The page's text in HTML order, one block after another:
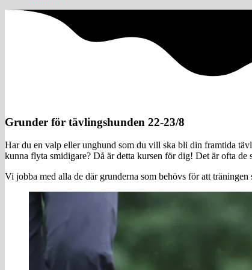
Grunder för tävlingshunden 22-23/8
Har du en valp eller unghund som du vill ska bli din framtida
kunna flyta smidigare? Då är detta kursen för dig! Det är ofta
Vi jobba med alla de där grunderna som behövs för att